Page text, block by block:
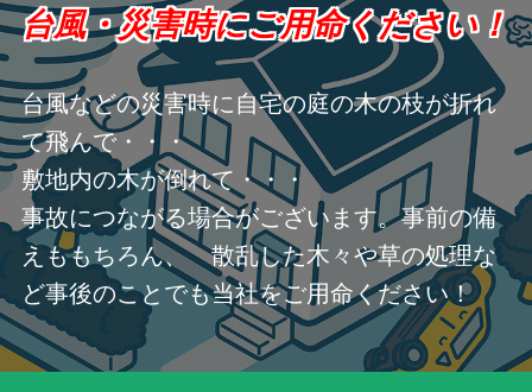
台風・災害時にご用命ください！
台風などの災害時に自宅の庭の木の枝が折れ
て飛んで・・・
敷地内の木が倒れて・・・
事故につながる場合がございます。事前の備
えももちろん、 散乱した木々や草の処理な
ど事後のことでも当社をご用命ください！